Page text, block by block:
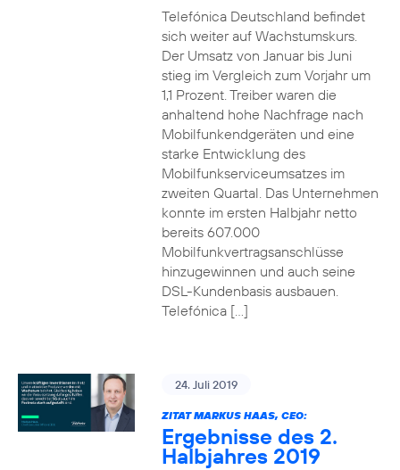
Telefónica Deutschland befindet
sich weiter auf Wachstumskurs.
Der Umsatz von Januar bis Juni
stieg im Vergleich zum Vorjahr um
1,1 Prozent. Treiber waren die
anhaltend hohe Nachfrage nach
Mobilfunkendgeräten und eine
starke Entwicklung des
Mobilfunkserviceumsatzes im
zweiten Quartal. Das Unternehmen
konnte im ersten Halbjahr netto
bereits 607.000
Mobilfunkvertragsanschlüsse
hinzugewinnen und auch seine
DSL-Kundenbasis ausbauen.
Telefónica […]
24. Juli 2019
ZITAT MARKUS HAAS, CEO:
Ergebnisse des 2.
Halbjahres 2019